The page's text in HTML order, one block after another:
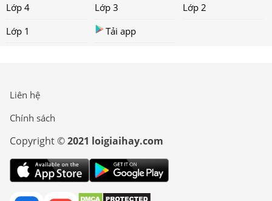
Lớp 4
Lớp 3
Lớp 2
Lớp 1
Tải app
Liên hệ
Chính sách
Copyright ©2021 loigiaihay.com